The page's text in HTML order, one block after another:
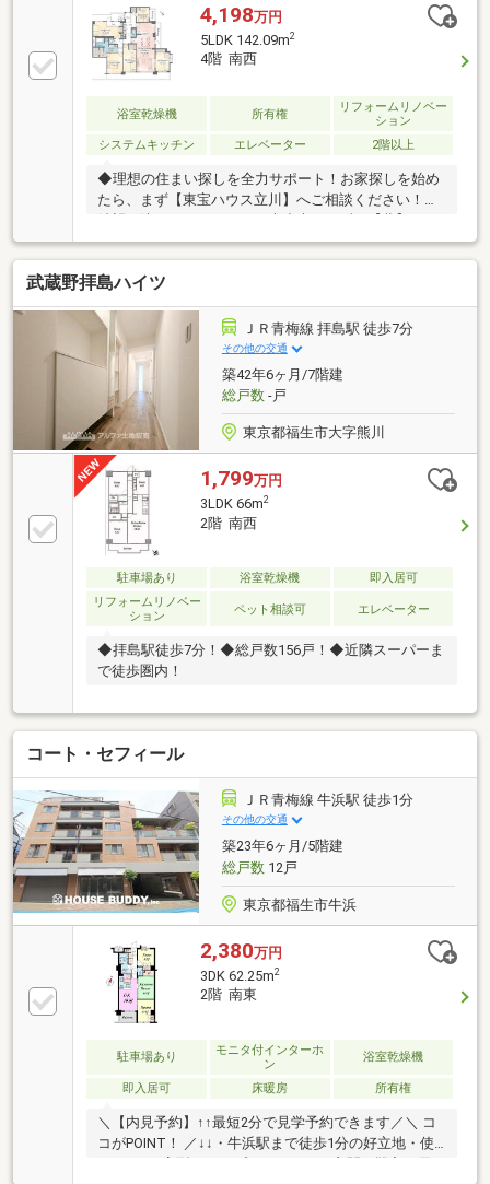
4,198万円
5LDK 142.09m2
4階 南西
浴室乾燥機 所有権
リフォームリノベー
ション
システムキッチン
エレベーター 2階以上
◆理想の住まい探しを全力サポート！お家探しを始め
たら、まず【東宝ハウス立川】へご相談ください！ご
【理想】をお聞かせください。お客様に【安心・安
全・楽しい】と感じていただけるよう全力でサポート
します！◆お客様が本当に「知りたいこと」を正直に
お伝えします！物件の良い点・注意点を正直にご説
明、融資可能額や返済計画も明確にご案内。将来のロ
ーン残債を見える化し、金利上昇を考慮したライフプ
ランをご提案。理想の暮らしを叶える住まいをご紹介
します！【資料請求】、【見学予約】ボタンをクリッ
ク、【042-524-8898】までお気軽にご連絡ください！
武蔵野拝島ハイツ
ＪＲ青梅線 拝島駅 徒歩7分
その他の交通
築42年6ヶ月/7階建
総戸数-戸
東京都福生市大字熊川
1,799万円
3LDK 66m2
2階 南西
駐車場あり 浴室乾燥機
即入居可
リフォームリノベー
ション
ペット相談可 エレベーター
◆拝島駅徒歩7分！◆総戸数156戸！◆近隣スーパーま
で徒歩圏内！
コート・セフィール
ＪＲ青梅線 牛浜駅 徒歩1分
その他の交通
築23年6ヶ月/5階建
総戸数12戸
東京都福生市牛浜
2,380万円
3DK 62.25m2
2階 南東
駐車場あり
モニタ付インターホ
ン
浴室乾燥機
即入居可 床暖房 所有権
＼【内見予約】↑↑最短2分で見学予約できます／＼ コ
コがPOINT！ ／↓↓・牛浜駅まで徒歩1分の好立地・使
いやすいL字型のオープンキッチン・玄関に靴入と天